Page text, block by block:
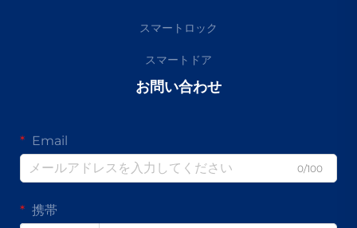
スマートロック
スマートドア
お問い合わせ
Email
0/100
携帯